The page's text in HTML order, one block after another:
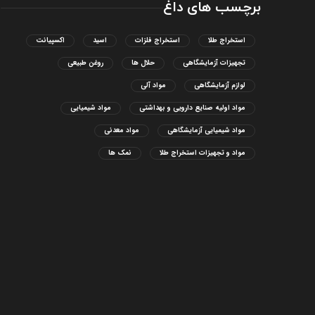
برچسب های داغ
استخراج طلا استخراج فلزات اسید اکسپیانت
تجهیزات آزمایشگاهی حلال ها روغن طبیعی
لوازم آزمایشگاهی مواد آلی
مواد اولیه صنایع دارویی و بهداشتی مواد شیمیایی
مواد شیمیایی آزمایشگاهی مواد معدنی
مواد و تجهیزات استخراج طلا نمک ها